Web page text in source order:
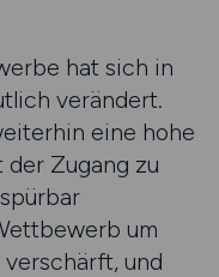
hat sich in
verändert.
eine hohe
Zugang zu
um
und